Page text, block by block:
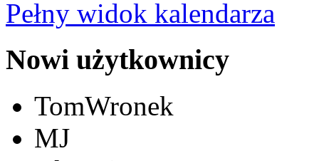
Pełny widok kalendarza
Nowi użytkownicy
TomWronek
MJ